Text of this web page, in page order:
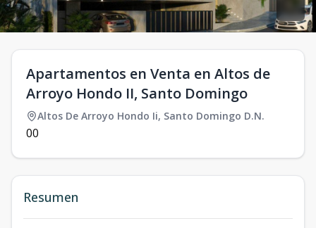
Apartamentos en Venta en Altos de
Arroyo Hondo II, Santo Domingo
Altos De Arroyo Hondo Ii, Santo Domingo D.N.
00
Resumen